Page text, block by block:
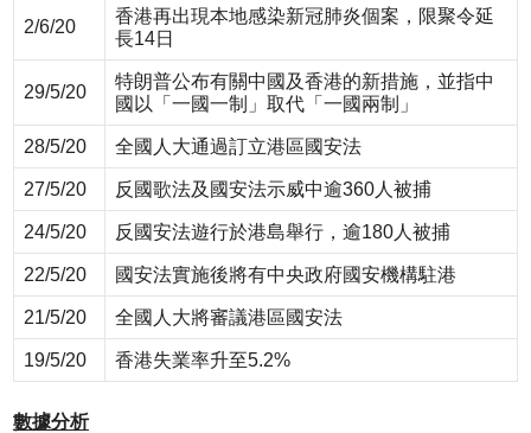
2/6/20
香港再出現本地感染新冠肺炎個案，限聚令延
長14日
29/5/20
特朗普公布有關中國及香港的新措施，並指中
國以「一國一制」取代「一國兩制」
28/5/20 全國人大通過訂立港區國安法
27/5/20 反國歌法及國安法示威中逾360人被捕
24/5/20 反國安法遊行於港島舉行，逾180人被捕
22/5/20 國安法實施後將有中央政府國安機構駐港
21/5/20 全國人大將審議港區國安法
19/5/20 香港失業率升至5.2%
數據分析